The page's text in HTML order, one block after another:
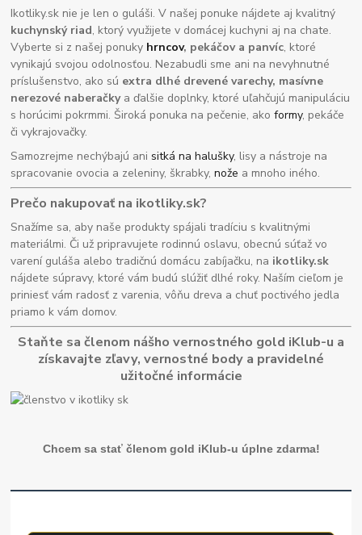
Ikotliky.sk nie je len o guláši. V našej ponuke nájdete aj kvalitný
kuchynský riad, ktorý využijete v domácej kuchyni aj na chate.
Vyberte si z našej ponuky hrncov, pekáčov a panvíc, ktoré
vynikajú svojou odolnosťou. Nezabudli sme ani na nevyhnutné
príslušenstvo, ako sú extra dlhé drevené varechy, masívne
nerezové naberačkya ďalšie doplnky, ktoré uľahčujú manipuláciu
s horúcimi pokrmmi. Široká ponuka na pečenie, akoformy, pekáče
či vykrajovačky.
Samozrejme nechýbajú anisitká na halušky, lisy a nástroje na
spracovanie ovocia a zeleniny, škrabky,nože a mnoho iného.
Prečo nakupovať na ikotliky.sk?
Snažíme sa, aby naše produkty spájali tradíciu s kvalitnými
materiálmi. Či už pripravujete rodinnú oslavu, obecnú súťaž vo
varení guláša alebo tradičnú domácu zabíjačku, na ikotliky.sk
nájdete súpravy, ktoré vám budú slúžiť dlhé roky. Naším cieľom je
priniesť vám radosť z varenia, vôňu dreva a chuť poctivého jedla
priamo k vám domov.
Staňte sa členom nášho vernostného gold iKlub-u a
získavajte zľavy, vernostné body a pravidelné
užitočné informácie
Chcem sa stať členom gold iKlub-u úplne zdarma!